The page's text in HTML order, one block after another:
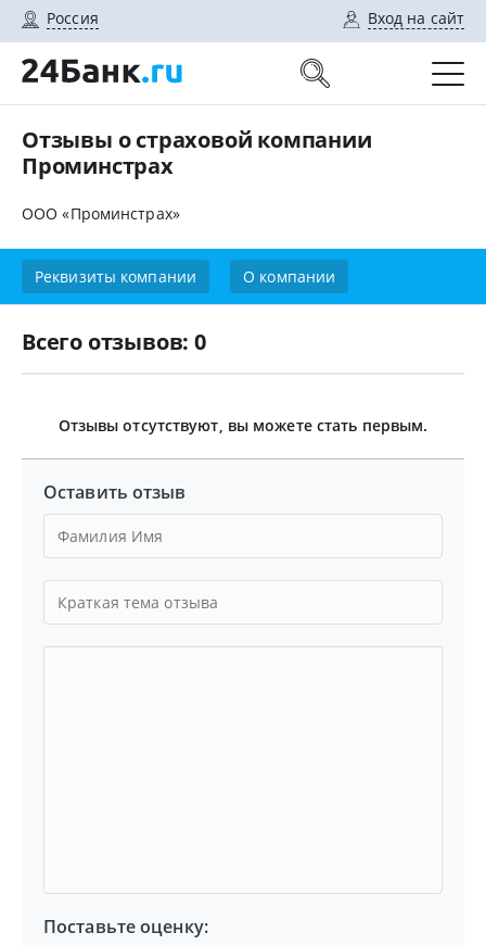
Россия Вход на сайт
Отзывы о страховой компании
Проминстрах
ООО «Проминстрах»
Реквизиты компании О компании
Всего отзывов: 0
Отзывы отсутствуют, вы можете стать первым.
Оставить отзыв
Поставьте оценку: